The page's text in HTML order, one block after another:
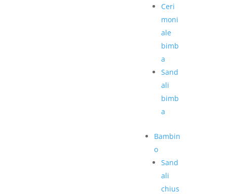
Ceri
moni
ale
bimb
a
Sand
ali
bimb
a
Bambin
o
Sand
ali
chius